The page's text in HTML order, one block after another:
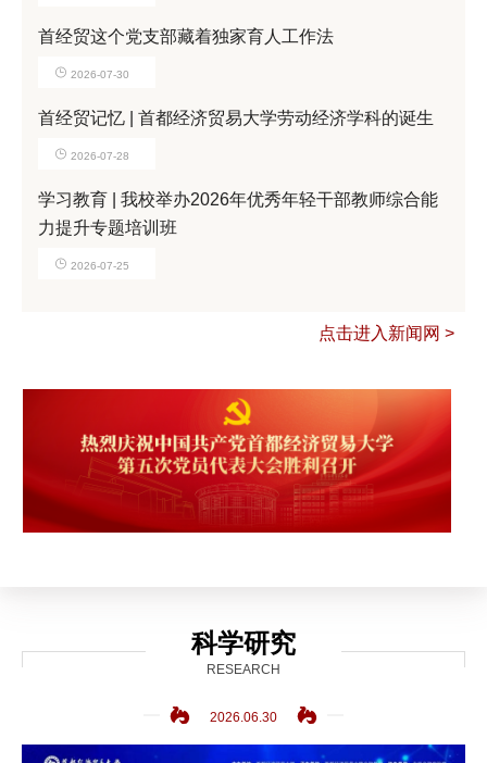
2026-07-30
首经贸这个党支部藏着独家育人工作法
2026-07-28
首经贸记忆 | 首都经济贸易大学劳动经济学科的诞生
2026-07-25
学习教育 | 我校举办2026年优秀年轻干部教师综合能
力提升专题培训班
点击进入新闻网 >
科学研究
RESEARCH
2026.06.30